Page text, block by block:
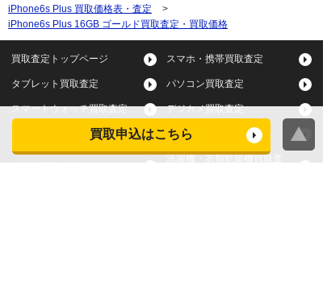
買取申込はこちら
iPhone6s Plus 買取価格表・査定
>
iPhone6s Plus 16GB ゴールド買取査定・買取価格
買取査定トップページ スマホ・携帯買取査定
タブレット買取査定 パソコン買取査定
スマートウォッチ買取査定 デジカメ買取査定
ビデオカメラ買取査定 テレビ買取査定